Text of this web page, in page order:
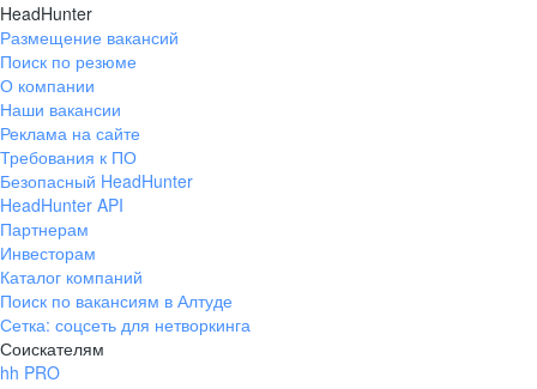
HeadHunter
Размещение вакансий
Поиск по резюме
О компании
Наши вакансии
Реклама на сайте
Требования к ПО
Безопасный HeadHunter
HeadHunter API
Партнерам
Инвесторам
Каталог компаний
Поиск по вакансиям в Алтуде
Сетка: соцсеть для нетворкинга
Соискателям
hh PRO